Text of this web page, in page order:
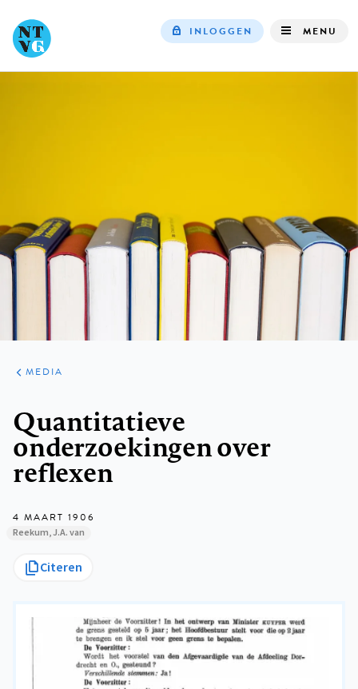
INLOGGEN MENU
ARTIKELEN
VARIA
MEDIA
Quantitatieve
onderzoekingen over
reflexen
4 MAART 1906
Reekum, J.A. van
Citeren